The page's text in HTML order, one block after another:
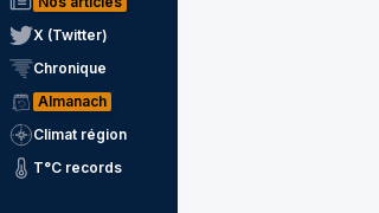
X (Twitter)
Chronique
Almanach
Climat région
T°C records